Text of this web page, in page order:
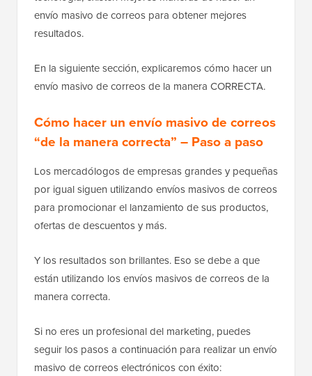
envío masivo de correos para obtener mejores
resultados.
En la siguiente sección, explicaremos cómo hacer un
envío masivo de correos de la manera CORRECTA.
Cómo hacer un envío masivo de correos
“de la manera correcta” – Paso a paso
Los mercadólogos de empresas grandes y pequeñas
por igual siguen utilizando envíos masivos de correos
para promocionar el lanzamiento de sus productos,
ofertas de descuentos y más.
Y los resultados son brillantes. Eso se debe a que
están utilizando los envíos masivos de correos de la
manera correcta.
Si no eres un profesional del marketing, puedes
seguir los pasos a continuación para realizar un envío
masivo de correos electrónicos con éxito: